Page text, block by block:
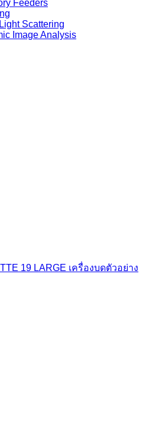
Feeders
Scattering
Image Analysis
19 LARGE เครื่องบดตัวอย่าง